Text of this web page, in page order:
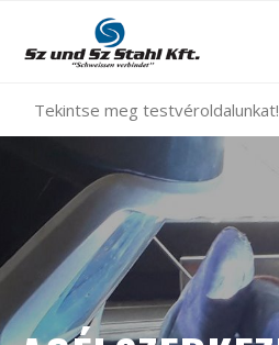
Tekintse meg testvéroldalunkat!